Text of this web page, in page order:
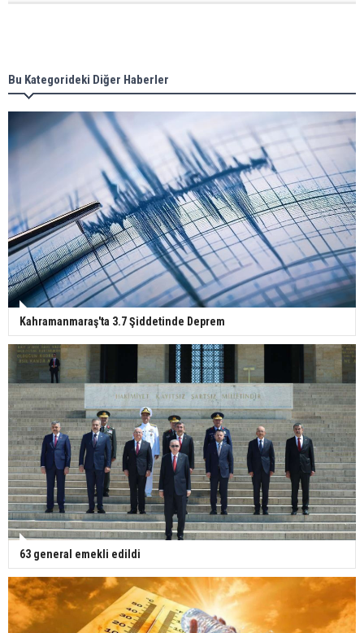
Bu Kategorideki Diğer Haberler
Kahramanmaraş'ta 3.7 Şiddetinde Deprem
63 general emekli edildi